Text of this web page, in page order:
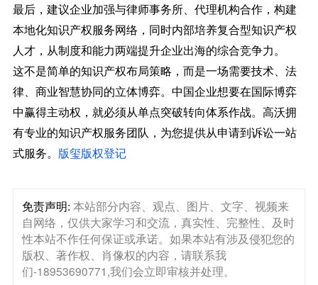
最后，建议企业加强与律师事务所、代理机构合作，构建
本地化知识产权服务网络，同时内部培养复合型知识产权
人才，从制度和能力两端提升企业出海的综合竞争力。
这不是简单的知识产权布局策略，而是一场需要技术、法
律、商业智慧协同的立体博弈。中国企业想要在国际博弈
中赢得主动权，就必须从单点突破转向体系作战。高沃拥
有专业的知识产权服务团队，为您提供从申请到诉讼一站
式服务。 版玺版权登记
免责声明: 本站部分内容、观点、图片、文字、视频来
自网络，仅供大家学习和交流，真实性、完整性、及时
性本站不作任何保证或承诺。如果本站有涉及侵犯您的
版权、著作权、肖像权的内容，请联系我
们-18953690771,我们会立即审核并处理。